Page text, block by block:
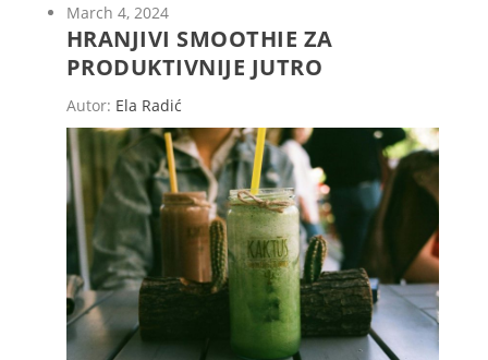
March 4, 2024
HRANJIVI SMOOTHIE ZA
PRODUKTIVNIJE JUTRO
Autor: Ela Radić